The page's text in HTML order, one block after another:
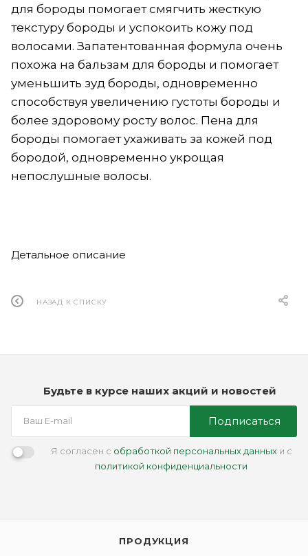
для бороды помогает смягчить жесткую
текстуру бороды и успокоить кожу под
волосами. Запатентованная формула очень
похожа на бальзам для бороды и помогает
уменьшить зуд бороды, одновременно
способствуя увеличению густоты бороды и
более здоровому росту волос. Пена для
бороды помогает ухаживать за кожей под
бородой, одновременно укрощая
непослушные волосы.
Детальное описание
НАЗАД К СПИСКУ
Будьте в курсе наших акций и новостей
Подписаться
Я согласен с обработкой персональных данныхи с
политикой конфиденциальности
ПРОДУКЦИЯ